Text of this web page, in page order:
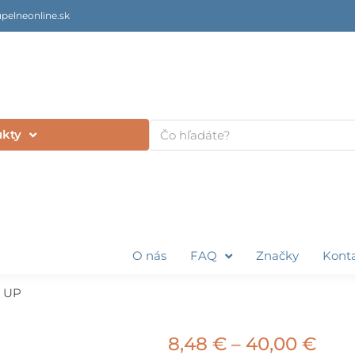
Vyhľadať
O nás FAQ Značky
UP
8,48 € – 40,00 €Price